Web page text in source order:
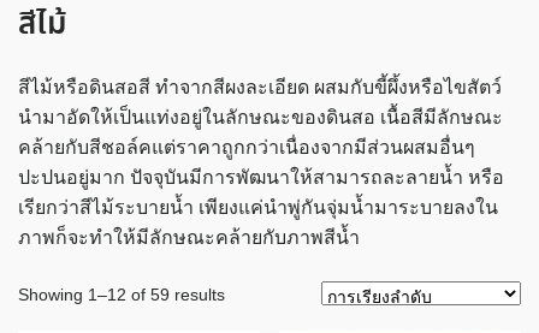
สีไม้
สีไม้หรือดินสอสี ทำจากสีผงละเอียด ผสมกับขี้ผึ้งหรือไขสัตว์
นำมาอัดให้เป็นแท่งอยู่ในลักษณะของดินสอ เนื้อสีมีลักษณะ
คล้ายกับสีชอล์คแต่ราคาถูกกว่าเนื่องจากมีส่วนผสมอื่นๆ
ปะปนอยู่มาก ปัจจุบันมีการพัฒนาให้สามารถละลายน้ำ หรือ
เรียกว่าสีไม้ระบายน้ำ เพียงแค่นำพู่กันจุ่มน้ำมาระบายลงใน
ภาพก็จะทำให้มีลักษณะคล้ายกับภาพสีน้ำ
Showing 1–12 of 59 results